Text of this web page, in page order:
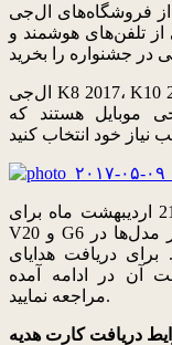
فروشگاه‌های ال‌جی
تلفن‌های هوشمند و
ال‌جی K8 2017، K10 2017، X Power ،Stylus 3، G5s ،V20 و G6 از
موبایل هستند که
این جشنواره فقط در روزهای 20 و 21 اردیبهشت ماه برای G5s،
V20 و G6 و در روزهای 19 تا 21 اردیبهشت برای سایر مدل‌ها در
دریافت هدایای
آن در ادامه آمده
مراجعه نمایید.